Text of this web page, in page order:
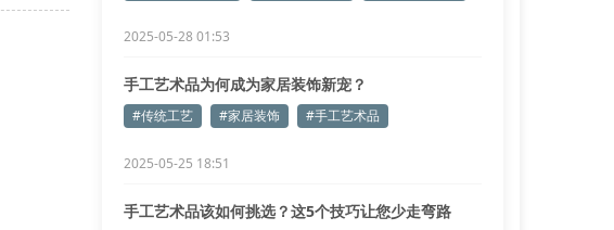
2025-05-28 01:53
手工艺术品为何成为家居装饰新宠？
#传统工艺 #家居装饰 #手工艺术品
2025-05-25 18:51
手工艺术品该如何挑选？这5个技巧让您少走弯路